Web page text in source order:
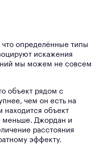
что определённые типы
искажения
мы можем не совсем
объект рядом с
чем он есть на
объект
меньше. Джордан и
расстояния
эффекту.